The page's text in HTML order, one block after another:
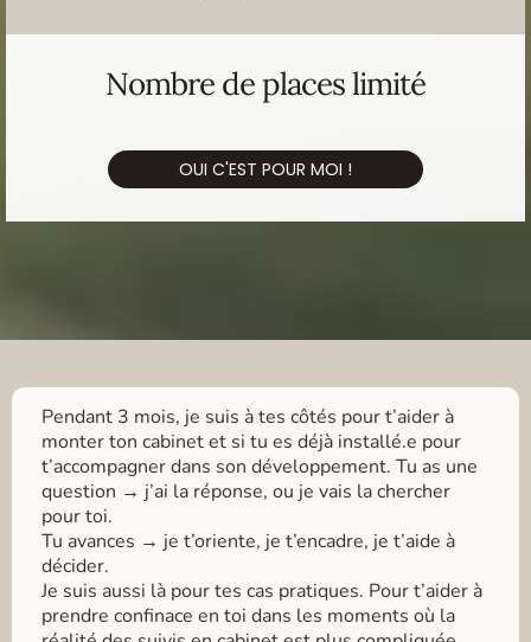
Nombre de places limité
OUI C'EST POUR MOI !
Pendant 3 mois, je suis à tes côtés pour t’aider à
monter ton cabinet et si tu es déjà installé.e pour
t’accompagner dans son développement. Tu as une
question → j’ai la réponse, ou je vais la chercher
pour toi.
Tu avances → je t’oriente, je t’encadre, je t’aide à
décider.
Je suis aussi là pour tes cas pratiques. Pour t’aider à
prendre confinace en toi dans les moments où la